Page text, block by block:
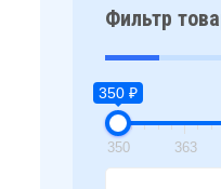
Фильтр
350 ₽
350 363